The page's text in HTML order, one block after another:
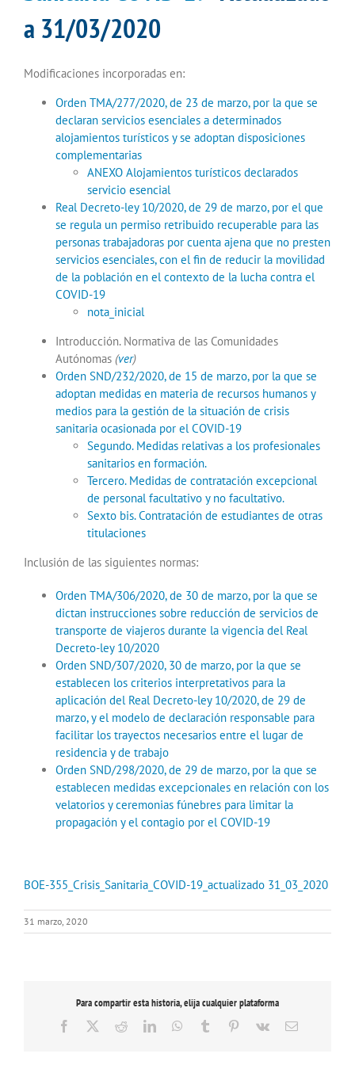
a 31/03/2020
Modificaciones incorporadas en:
Orden TMA/277/2020, de 23 de marzo, por la que se
declaran servicios esenciales a determinados
alojamientos turísticos y se adoptan disposiciones
complementarias
ANEXO Alojamientos turísticos declarados
servicio esencial
Real Decreto-ley 10/2020, de 29 de marzo, por el que
se regula un permiso retribuido recuperable para las
personas trabajadoras por cuenta ajena que no presten
servicios esenciales, con el fin de reducir la movilidad
de la población en el contexto de la lucha contra el
COVID-19
nota_inicial
Introducción. Normativa de las Comunidades
Autónomas (ver)
Orden SND/232/2020, de 15 de marzo, por la que se
adoptan medidas en materia de recursos humanos y
medios para la gestión de la situación de crisis
sanitaria ocasionada por el COVID-19
Segundo. Medidas relativas a los profesionales
sanitarios en formación.
Tercero. Medidas de contratación excepcional
de personal facultativo y no facultativo.
Sexto bis. Contratación de estudiantes de otras
titulaciones
Inclusión de las siguientes normas:
Orden TMA/306/2020, de 30 de marzo, por la que se
dictan instrucciones sobre reducción de servicios de
transporte de viajeros durante la vigencia del Real
Decreto-ley 10/2020
Orden SND/307/2020, 30 de marzo, por la que se
establecen los criterios interpretativos para la
aplicación del Real Decreto-ley 10/2020, de 29 de
marzo, y el modelo de declaración responsable para
facilitar los trayectos necesarios entre el lugar de
residencia y de trabajo
Orden SND/298/2020, de 29 de marzo, por la que se
establecen medidas excepcionales en relación con los
velatorios y ceremonias fúnebres para limitar la
propagación y el contagio por el COVID-19
BOE-355_Crisis_Sanitaria_COVID-19_actualizado 31_03_2020
31 marzo, 2020
Para compartir esta historia, elija cualquier plataforma
Facebook RedditLinkedInWhatsApp
Tumblr Pinterest
Vk
Correo